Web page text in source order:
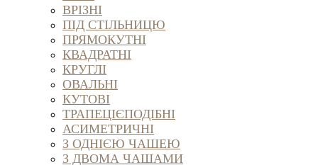
ВРІЗНІ
ПІД СТІЛЬНИЦЮ
ПРЯМОКУТНІ
КВАДРАТНІ
КРУГЛІ
ОВАЛЬНІ
КУТОВІ
ТРАПЕЦІЄПОДІБНІ
АСИМЕТРИЧНІ
З ОДНІЄЮ ЧАШЕЮ
З ДВОМА ЧАШАМИ